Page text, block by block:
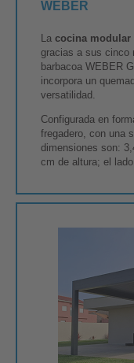
WEBER
La cocina modular
gracias a sus cinco
barbacoa WEBER
incorpora un
versatilidad.
Configurada en
fregadero, con una
dimensiones son:
cm de altura; el lado